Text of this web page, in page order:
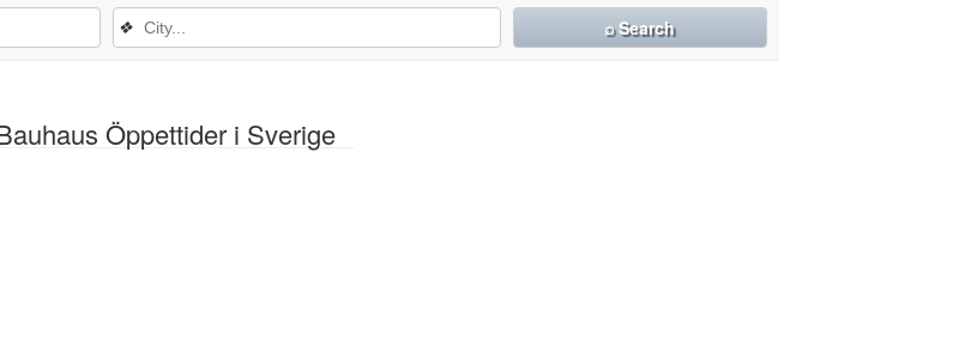
Öppettider i Sverige
❖ ⌕ Search